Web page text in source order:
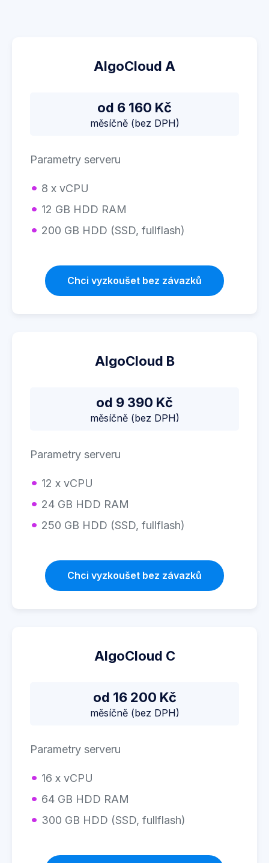
AlgoCloud A
od 6 160 Kč
měsíčně (bez DPH)
Parametry serveru
8 x vCPU
12 GB HDD RAM
200 GB HDD (SSD, fullflash)
Chci vyzkoušet bez závazků
AlgoCloud B
od 9 390 Kč
měsíčně (bez DPH)
Parametry serveru
12 x vCPU
24 GB HDD RAM
250 GB HDD (SSD, fullflash)
Chci vyzkoušet bez závazků
AlgoCloud C
od 16 200 Kč
měsíčně (bez DPH)
Parametry serveru
16 x vCPU
64 GB HDD RAM
300 GB HDD (SSD, fullflash)